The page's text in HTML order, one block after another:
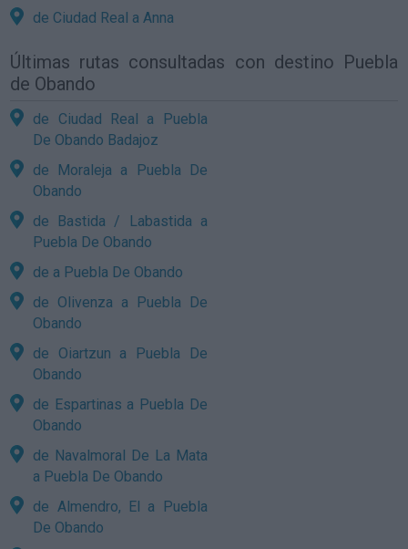
de Ciudad Real a Anna
Últimas rutas consultadas con destino Puebla
de Obando
de Ciudad Real a Puebla
De Obando Badajoz
de Moraleja a Puebla De
Obando
de Bastida / Labastida a
Puebla De Obando
de a Puebla De Obando
de Olivenza a Puebla De
Obando
de Oiartzun a Puebla De
Obando
de Espartinas a Puebla De
Obando
de Navalmoral De La Mata
a Puebla De Obando
de Almendro, El a Puebla
De Obando